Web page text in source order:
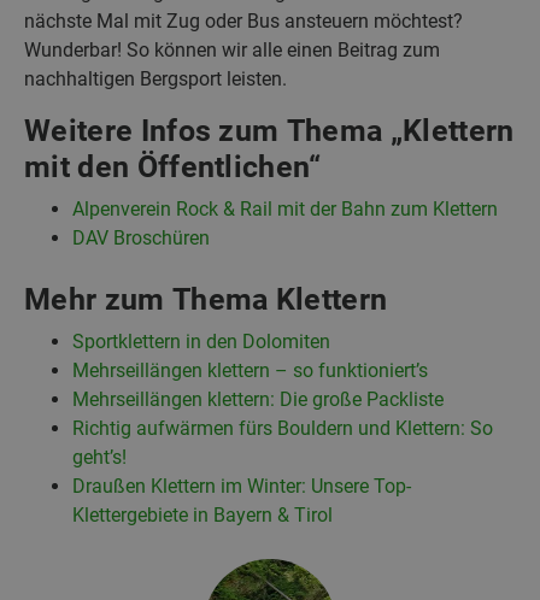
nächste Mal mit Zug oder Bus ansteuern möchtest?
Wunderbar! So können wir alle einen Beitrag zum
nachhaltigen Bergsport leisten.
Weitere Infos zum Thema „Klettern
mit den Öffentlichen“
Alpenverein Rock & Rail mit der Bahn zum Klettern
DAV Broschüren
Mehr zum Thema Klettern
Sportklettern in den Dolomiten
Mehrseillängen klettern – so funktioniert’s
Mehrseillängen klettern: Die große Packliste
Richtig aufwärmen fürs Bouldern und Klettern: So
geht’s!
Draußen Klettern im Winter: Unsere Top-
Klettergebiete in Bayern & Tirol